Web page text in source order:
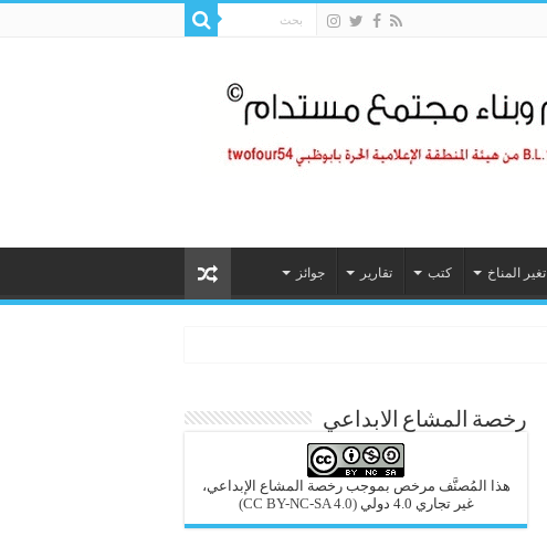
تغير المناخ كتب تقارير جوائز
رخصة المشاع الابداعي
هذا المُصنَّف مرخص بموجب رخصة المشاع الإبداعي،
غير تجاري 4.0 دولي
(CC BY-NC-SA 4.0)